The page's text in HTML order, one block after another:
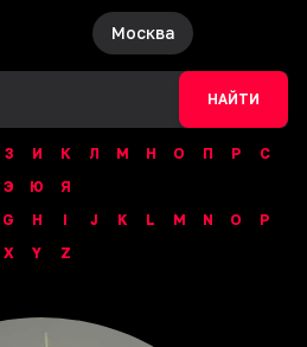
Москва
НАЙТИ
З И К Л М Н О П Р
С
Э Ю
Я
G H I J K L M N O
P
X Y Z